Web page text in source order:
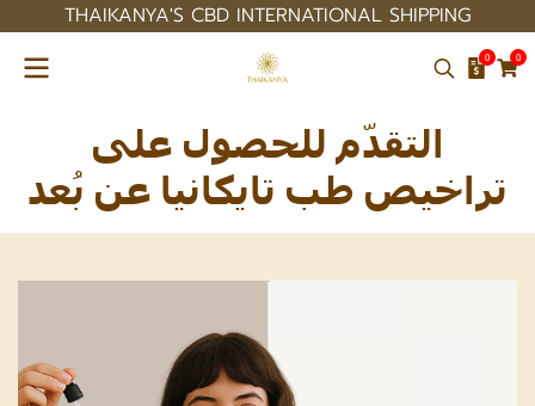
THAIKANYA'S CBD INTERNATIONAL SHIPPING
0 0
التقدّم للحصول على
تراخيص طب تايكانيا عن بُعد